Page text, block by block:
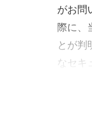
がお問
際に、
とが判
なセキ